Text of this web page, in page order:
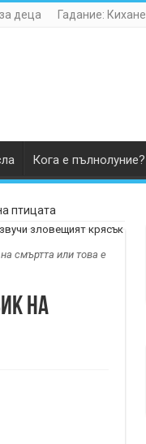
деца Гадание: Кихане
Кога е пълнолуние?
птицата
смъртта или това е
на